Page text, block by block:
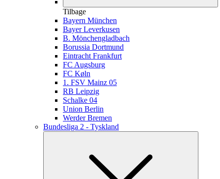
Tilbage
Bayern München
Bayer Leverkusen
B. Mönchengladbach
Borussia Dortmund
Eintracht Frankfurt
FC Augsburg
FC Køln
1. FSV Mainz 05
RB Leipzig
Schalke 04
Union Berlin
Werder Bremen
Bundesliga 2 - Tyskland